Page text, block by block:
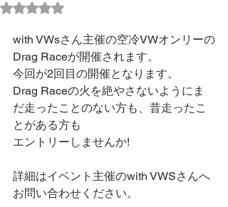
5つ星のうちNaNと評価されています。
with VWsさん主催の空冷VWオンリーの
Drag Raceが開催されます。
今回が2回目の開催となります。
Drag Raceの火を絶やさないようにま
だ走ったことのない方も、昔走ったこ
とがある方も
エントリーしませんか!
詳細はイベント主催のwith VWSさんへ
お問い合わせください。